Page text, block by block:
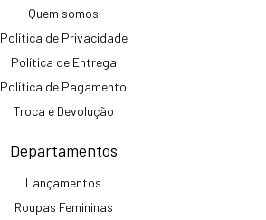
Quem somos
Política de Privacidade
Política de Entrega
Política de Pagamento
Troca e Devolução
Departamentos
Lançamentos
Roupas Femininas